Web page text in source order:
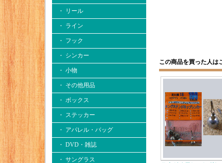
・ リール
・ ライン
・ フック
・ シンカー
・ 小物
・ その他用品
・ ボックス
・ ステッカー
・ アパレル・バッグ
・ DVD・雑誌
・ サングラス
この商品を買った人は